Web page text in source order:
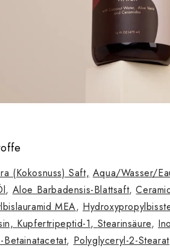
(Kokosnuss) Saft, Aqua/Wasser/
, Aloe Barbadensis-Blattsaft,
MEA,
Kupfertripeptid-1, Stearinsäure,
Betainatacetat, Polyglyceryl-2-Stearat